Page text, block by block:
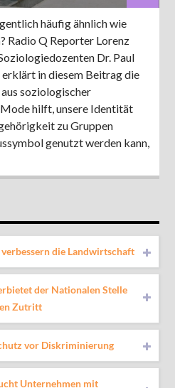
häufig ähnlich wie
Radio Q Reporter Lorenz
Dr. Paul
in diesem Beitrag die
soziologischer
hilft, unsere Identität
zu Gruppen
genutzt werden kann,
die Landwirtschaft
der Nationalen Stelle
Zutritt
vor Diskriminierung
Unternehmen mit